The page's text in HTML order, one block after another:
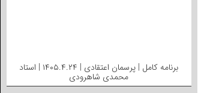
برنامه کامل | پرسمان اعتقادی | ۱۴۰۵.۴.۲۴ | استاد
محمدی شاهرودی